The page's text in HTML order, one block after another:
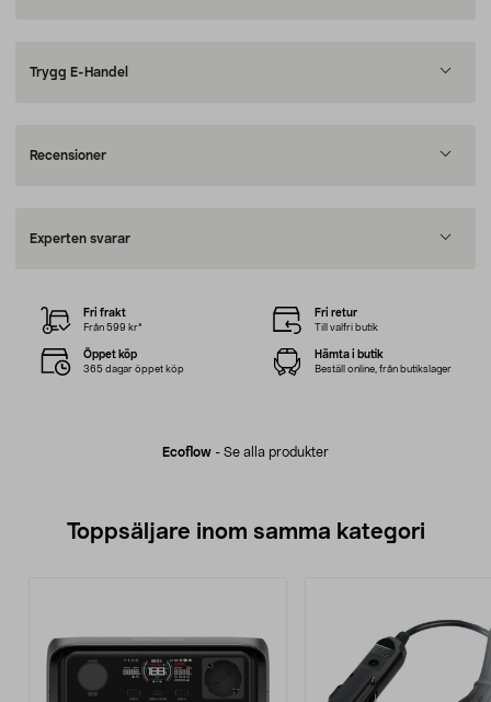
Trygg E-Handel
Recensioner
Experten svarar
Ecoflow - Se alla produkter
Fri frakt
Från 599 kr*
Fri retur
Till valfri butik
Öppet köp
365 dagar öppet köp
Hämta i butik
Beställ online, från butikslager
Toppsäljare inom samma kategori